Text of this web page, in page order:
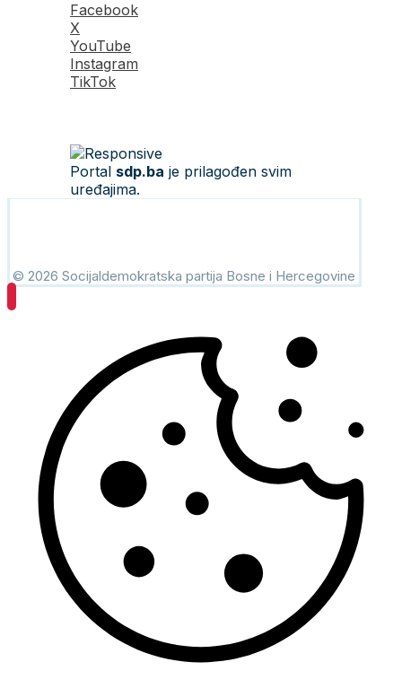
Facebook
X
YouTube
Instagram
TikTok
Portal sdp.ba je prilagođen svim
uređajima.
© 2026 Socijaldemokratska partija Bosne i Hercegovine